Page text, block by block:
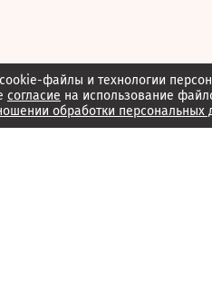
файлы и технологии
согласие на использование
обработки персональных